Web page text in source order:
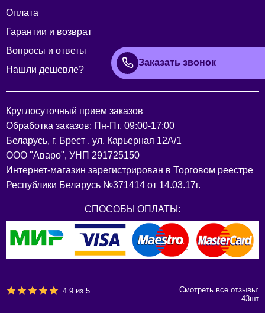
Оплата
Гарантии и возврат
Вопросы и ответы
Нашли дешевле?
Заказать звонок
Круглосуточный прием заказов
Обработка заказов: Пн-Пт, 09:00-17:00
Беларусь, г. Брест . ул. Карьерная 12А/1
ООО "Аваро", УНП 291725150
Интернет-магазин зарегистрирован в Торговом реестре
Республики Беларусь №371414 от 14.03.17г.
СПОСОБЫ ОПЛАТЫ:
4.9 из5
Смотреть все отзывы:
43шт